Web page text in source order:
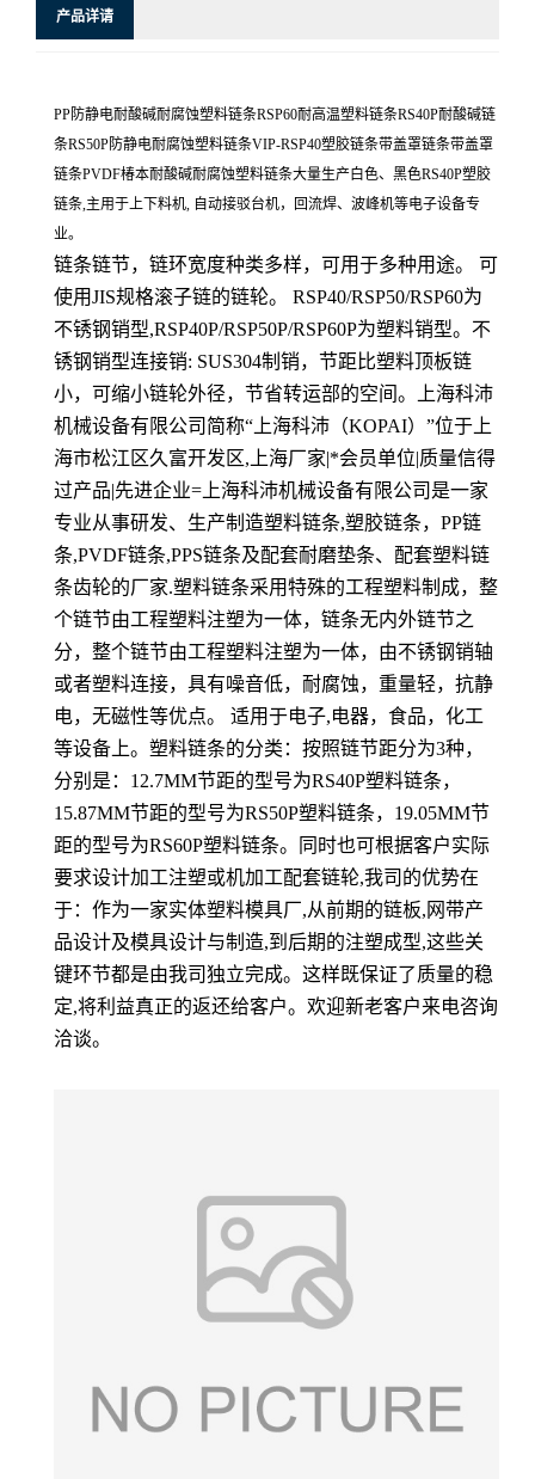
产品详请
PP防静电耐酸碱耐腐蚀塑料链条RSP60耐高温塑料链条RS40P耐酸碱链
条RS50P防静电耐腐蚀塑料链条VIP-RSP40塑胶链条带盖罩链条带盖罩
链条PVDF椿本耐酸碱耐腐蚀塑料链条大量生产白色、黑色RS40P塑胶
链条,主用于上下料机, 自动接驳台机，回流焊、波峰机等电子设备专
业。
链条链节，链环宽度种类多样，可用于多种用途。 可
使用JIS规格滚子链的链轮。 RSP40/RSP50/RSP60为
不锈钢销型,RSP40P/RSP50P/RSP60P为塑料销型。不
锈钢销型连接销: SUS304制销，节距比塑料顶板链
小，可缩小链轮外径，节省转运部的空间。上海科沛
机械设备有限公司简称“上海科沛（KOPAI）”位于上
海市松江区久富开发区,上海厂家|*会员单位|质量信得
过产品|先进企业=上海科沛机械设备有限公司是一家
专业从事研发、生产制造塑料链条,塑胶链条，PP链
条,PVDF链条,PPS链条及配套耐磨垫条、配套塑料链
条齿轮的厂家.塑料链条采用特殊的工程塑料制成，整
个链节由工程塑料注塑为一体，链条无内外链节之
分，整个链节由工程塑料注塑为一体，由不锈钢销轴
或者塑料连接，具有噪音低，耐腐蚀，重量轻，抗静
电，无磁性等优点。 适用于电子,电器，食品，化工
等设备上。塑料链条的分类：按照链节距分为3种，
分别是：12.7MM节距的型号为RS40P塑料链条，
15.87MM节距的型号为RS50P塑料链条，19.05MM节
距的型号为RS60P塑料链条。同时也可根据客户实际
要求设计加工注塑或机加工配套链轮,我司的优势在
于：作为一家实体塑料模具厂,从前期的链板,网带产
品设计及模具设计与制造,到后期的注塑成型,这些关
键环节都是由我司独立完成。这样既保证了质量的稳
定,将利益真正的返还给客户。欢迎新老客户来电咨询
洽谈。